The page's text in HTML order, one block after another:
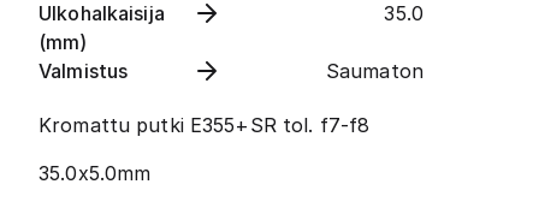
Ulkohalkaisija
(mm)
35.0
Valmistus Saumaton
Kromattu putki E355+SR tol. f7-f8
35.0x5.0mm